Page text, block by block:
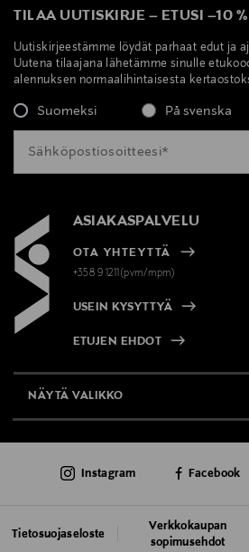
TILAA UUTISKIRJE – ETUSI –10 %
Uutiskirjeestämme löydät parhaat edut ja
Uutena tilaajana lähetämme sinulle
alennuksen normaalihintaisesta
Suomeksi På svenska
ASIAKASPALVELU
OTA YHTEYTTÄ
+358 9 1211(pvm/mpm)
USEIN KYSYTTYÄ
ETUJEN EHDOT
NÄYTÄ VALIKKO
AJANKOHTAISTA
Tietosuojaseloste
Verkkokaupan
sopimusehdot
Instagram Facebook